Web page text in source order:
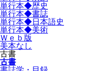
単行本◆歴史
単行本◆書誌
単行本◆日本語史
単行本◆美術
Ｗｅｂ版
美本なし
古書
古書